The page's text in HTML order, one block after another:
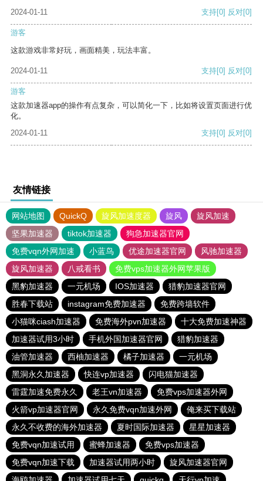
2024-01-11
支持[0] 反对[0]
游客
这款游戏非常好玩，画面精美，玩法丰富。
2024-01-11 支持[0] 反对[0]
游客
这款加速器app的操作有点复杂，可以简化一下，比如将设置页面进行优
化。
2024-01-11
支持[0] 反对[0]
友情链接
网站地图 QuickQ 旋风加速度器 旋风
旋风加速
坚果加速器
tiktok加速器
狗急加速器官网
免费vqn外网加速
小蓝鸟 优途加速器官网
风驰加速器
旋风加速器
八戒看书
免费vps加速器外网苹果版
黑豹加速器
一元机场 IOS加速器
猎豹加速器官网
胜春下载站
instagram免费加速器
免费跨墙软件
小猫咪ciash加速器
免费海外pvn加速器
十大免费加速神器
加速器试用3小时
手机外国加速器官网
猎豹加速器
油管加速器
西柚加速器 橘子加速器
一元机场
黑洞永久加速器
快连vp加速器
闪电猫加速器
雷霆加速免费永久
老王vn加速器
免费vps加速器外网
火箭vp加速器官网
永久免费vqn加速外网
俺来买下载站
永久不收费的海外加速器
夏时国际加速器
星星加速器
免费vqn加速试用
蜜蜂加速器
免费vps加速器
免费vqn加速下载
加速器试用两小时
旋风加速器官网